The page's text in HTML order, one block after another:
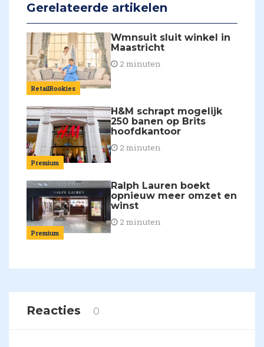
Gerelateerde artikelen
RetailRookies
Wmnsuit sluit winkel in
Maastricht
2 minuten
Premium
H&M schrapt mogelijk
250 banen op Brits
hoofdkantoor
2 minuten
Premium
Ralph Lauren boekt
opnieuw meer omzet en
winst
2 minuten
Reacties 0